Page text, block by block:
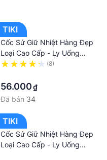
TIKI
Cốc Sứ Giữ Nhiệt Hàng Đẹp
Loại Cao Cấp - Ly Uống
Nước Bằng Gốm Có Nắp Soi
(8)
56.000₫
Đã bán 34
TIKI
Cốc Sứ Giữ Nhiệt Hàng Đẹp
Loại Cao Cấp - Ly Uống